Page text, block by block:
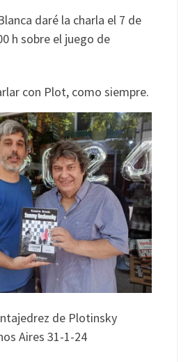
daré la charla el 7 de
h sobre el juego de
con Plot, como siempre.
de Plotinsky
Aires 31-1-24